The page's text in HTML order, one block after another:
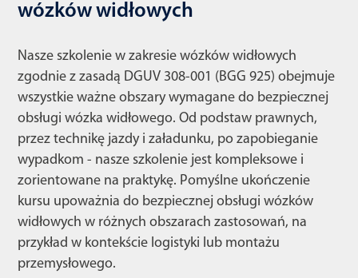
wózków widłowych
Nasze szkolenie w zakresie wózków widłowych
zgodnie z zasadą DGUV 308-001 (BGG 925) obejmuje
wszystkie ważne obszary wymagane do bezpiecznej
obsługi wózka widłowego. Od podstaw prawnych,
przez technikę jazdy i załadunku, po zapobieganie
wypadkom - nasze szkolenie jest kompleksowe i
zorientowane na praktykę. Pomyślne ukończenie
kursu upoważnia do bezpiecznej obsługi wózków
widłowych w różnych obszarach zastosowań, na
przykład w kontekście logistyki lub montażu
przemysłowego.